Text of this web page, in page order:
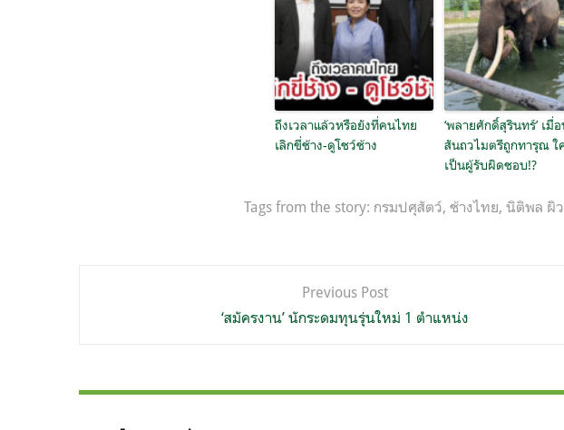
ถึงเวลาแล้วหรือยังที่คนไทย
เลิกขี่ช้าง-ดูโชว์ช้าง
‘พลายศักดิ์สุรินทร์’ เมื่
สันถวไมตรีถูกทารุณ ใ
เป็นผู้รับผิดชอบ!?
Tags from the story: กรมปศุสัตว์, ช้างไทย, นิติพล ผิว
Previous Post
‘สมัครงาน’ นักระดมทุนรุ่นใหม่ 1 ตำแหน่ง